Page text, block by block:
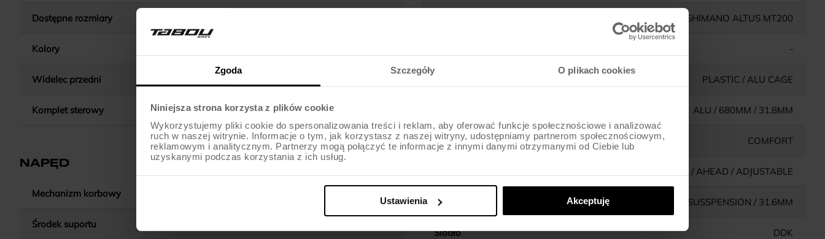
Zgoda Szczegóły O plikach cookies
Niniejsza strona korzysta z plików cookie
Wykorzystujemy pliki cookie do spersonalizowania treści i reklam, aby oferować funkcje społecznościowe i analizować
ruch w naszej witrynie. Informacje o tym, jak korzystasz z naszej witryny, udostępniamy partnerom społecznościowym,
reklamowym i analitycznym. Partnerzy mogą połączyć te informacje z innymi danymi otrzymanymi od Ciebie lub
uzyskanymi podczas korzystania z ich usług.
Ustawienia Akceptuję
Dostępne rozmiary
Kolory
Widelec przedni
Komplet sterowy ZS / CARTRIDGE
NAPĘD
Mechanizm korbowy
Środek suportu
SHIMANO ALTUS MT200
-
PLASTIC / ALU CAGE
ALU / 680MM / 31.8MM
Chwyty kierownicy COMFORT
ALU / AHEAD / ADJUSTABLE
Wspornik siodła ALU / SUSSPENSION / 31.6MM
Siodło DDK